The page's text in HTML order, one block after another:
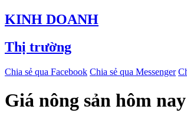
KINH DOANH
Thị trường
Chia sẻ qua Facebook Chia sẻ qua Messenger
Giá nông sản hôm